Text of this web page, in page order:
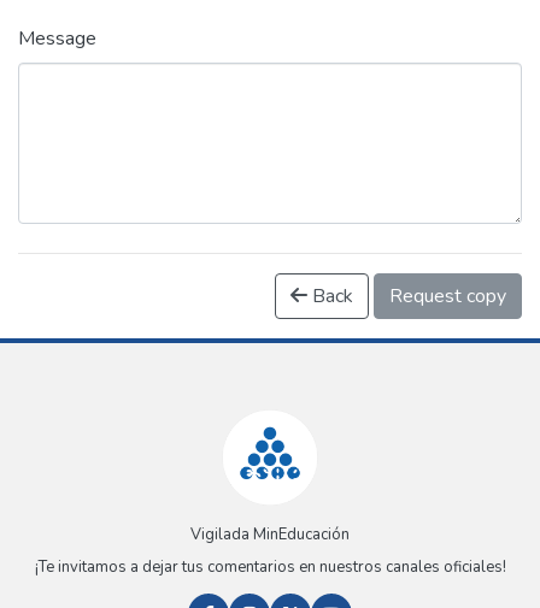
Message
Back Request copy
Vigilada MinEducación
¡Te invitamos a dejar tus comentarios en nuestros canales oficiales!